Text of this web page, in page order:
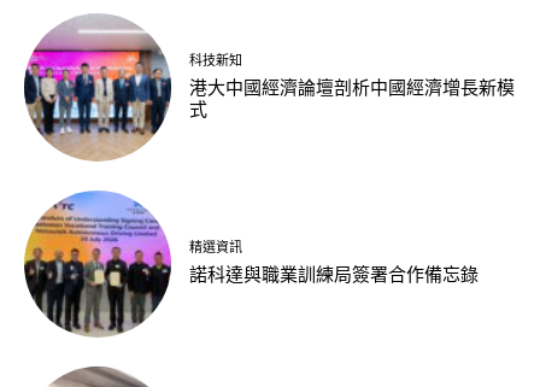
科技新知
港大中國經濟論壇剖析中國經濟增長新模
式
精選資訊
諾科達與職業訓練局簽署合作備忘錄